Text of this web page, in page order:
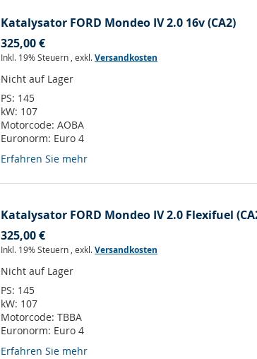
Katalysator FORD Mondeo IV 2.0 16v (CA2)
325,00 €
Inkl. 19% Steuern ,exkl.Versandkosten
Nicht auf Lager
PS: 145
kW: 107
Motorcode:AOBA
Euronorm: Euro 4
Erfahren Sie mehr
Katalysator FORD Mondeo IV 2.0 Flexifuel
325,00 €
Inkl. 19% Steuern ,exkl.Versandkosten
Nicht auf Lager
PS: 145
kW: 107
Motorcode:TBBA
Euronorm: Euro 4
Erfahren Sie mehr